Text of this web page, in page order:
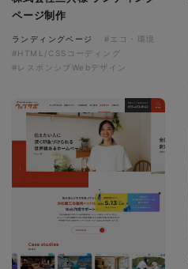
ページ制作
ランディングページ
#エコ・環境
#HTML/CSSコーディング
#レスポンシブWebデザイン